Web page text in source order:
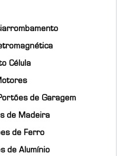
Célula
de Garagem
de Madeira
de Ferro
de Alumínio